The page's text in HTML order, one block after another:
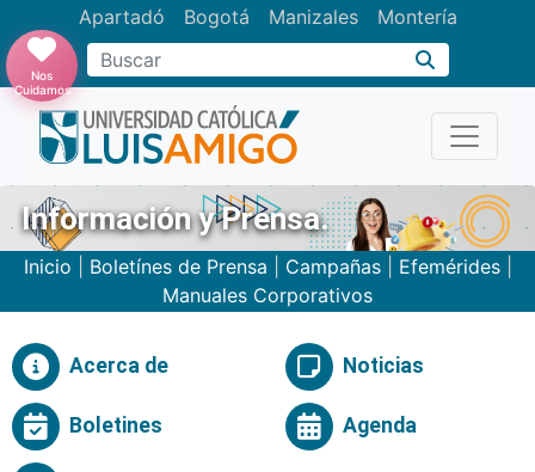
Apartadó Bogotá Manizales Montería
Buscar
Nos
Cuidamos
Información y Prensa.
Inicio Boletínes de Prensa Campañas| Efemérides|
Manuales Corporativos
Acerca de Noticias
Boletines Agenda